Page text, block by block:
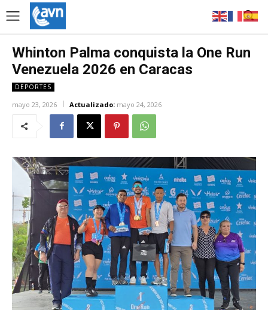
Whinton Palma conquista la One Run
Venezuela 2026 en Caracas
DEPORTES
mayo 23, 2026 Actualizado: mayo 24, 2026